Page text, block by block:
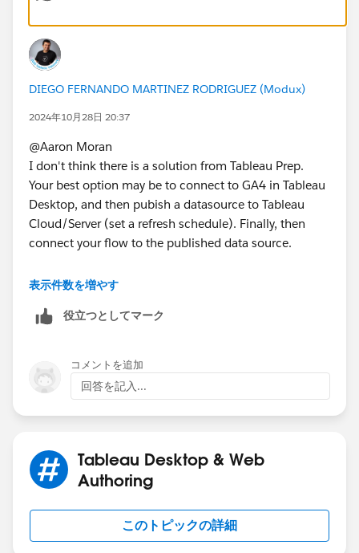
DIEGO FERNANDO MARTINEZ RODRIGUEZ (Modux)
2024年10月28日 20:37
@Aaron Moran​
I don't think there is a solution from Tableau Prep.
Your best option may be to connect to GA4 in Tableau
Desktop, and then pubish a datasource to Tableau
Cloud/Server (set a refresh schedule). Finally, then
connect your flow to the published data source.
If this post resolves the question, would you be so
the same answer/resolution and help community keep
Regards,
Diego Martinez
表示件数を増やす
役立つとしてマーク
コメントを追加
回答を記入...
Tableau Desktop & Web
Authoring
このトピックの詳細